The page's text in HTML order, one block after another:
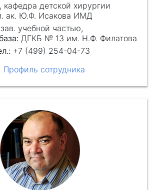
кафедра детской хирургии
ак. Ю.Ф. Исакова ИМД
зав. учебной частью,
ДГКБ № 13 им. Н.Ф. Филатова
+7 (499) 254-04-73
Профиль сотрудника